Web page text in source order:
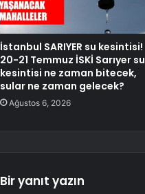
İstanbul SARIYER su kesintisi!
20-21 Temmuz İSKİ Sarıyer su
kesintisi ne zaman bitecek,
sular ne zaman gelecek?
Ağustos 6, 2026
Bir yanıt yazın